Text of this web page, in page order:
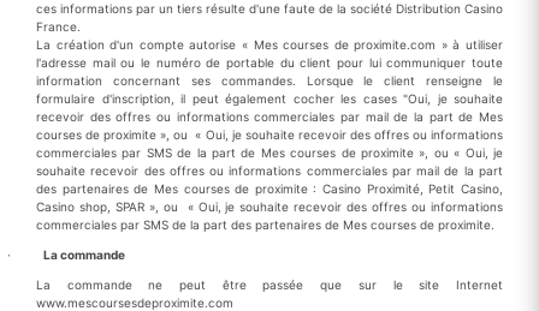
ces informations par un tiers résulte d'une faute de la société Distribution Casino
France.
La création d'un compte autorise « Mes courses de proximite.com » à utiliser
l'adresse mail ou le numéro de portable du client pour lui communiquer toute
information concernant ses commandes. Lorsque le client renseigne le
formulaire d'inscription, il peut également cocher les cases "Oui, je souhaite
recevoir des offres ou informations commerciales par mail de la part de Mes
courses de proximite », ou « Oui, je souhaite recevoir des offres ou informations
commerciales par SMS de la part de Mes courses de proximite », ou « Oui, je
souhaite recevoir des offres ou informations commerciales par mail de la part
des partenaires de Mes courses de proximite : Casino Proximité, Petit Casino,
Casino shop, SPAR », ou « Oui, je souhaite recevoir des offres ou informations
commerciales par SMS de la part des partenaires de Mes courses de proximite.
· La commande
La commande ne peut être passée que sur le site Internet
www.mescoursesdeproximite.com